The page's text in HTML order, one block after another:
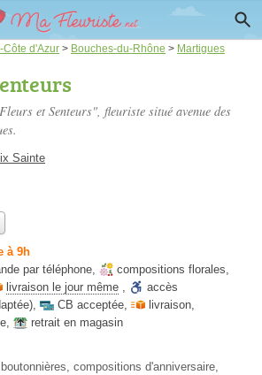
Côte d'Azur > Bouches-du-Rhône > Martigues
et Senteurs", fleuriste situé avenue des
Sainte
à 9h
par téléphone, compositions florales,
livraison le jour même ,
accès
, CB acceptée, livraison,
,
retrait en magasin
boutonnières, compositions d'anniversaire,